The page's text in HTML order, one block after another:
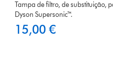
Tampa de filtro, de substituição,
Dyson Supersonic™.
15,00 €